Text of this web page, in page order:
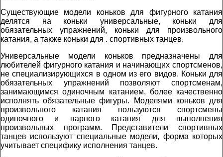
Существующие модели коньков для фигурного катания
делятся на коньки универсальные, коньки для
обязательных упражнений, коньки для произвольного
катания, а также коньки для . спортивных танцев.
Универсальные модели коньков предназначены для
любителей фигурного катания и начинающих спортсменов,
не специализирующихся в одном из его видов. Коньки для
обязательных упражнений позволяют спортсменам,
занимающимся одиночным катанием, более качественно
исполнять обязательные фигуры. Моделями коньков для
произвольного катания пользуются спортсмены
одиночного и парного катания для выполнения
произвольных программ. Представители спортивных
танцев используют специальные модели, форма которых
учитывает специфику исполнения танцев.